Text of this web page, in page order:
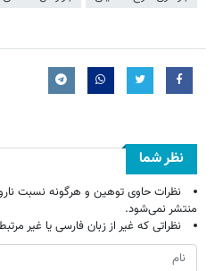
نظر شما
نظرات حاوی توهین و هرگونه نسبت
منتشر نمی‌شود.
نظراتی که غیر از زبان فارسی یا غیر